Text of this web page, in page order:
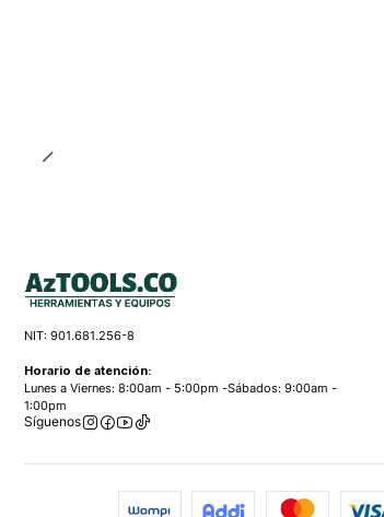
NIT: 901.681.256-8
Horario de atención:
Lunes a Viernes: 8:00am - 5:00pm -Sábados: 9:00am -
1:00pm
Síguenos